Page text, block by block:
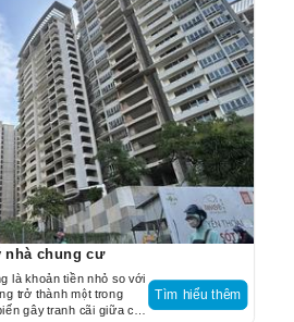
nhà chung cư
là khoản tiền nhỏ so với
trở thành một trong
gây tranh cãi giữa cư
Tìm hiểu thêm